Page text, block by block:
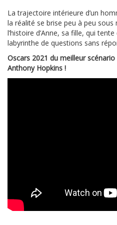
La trajectoire intérieure d’un
la réalité se brise peu à peu sous
l’histoire d’Anne, sa fille, qui
labyrinthe de questions sans
Oscars 2021 du meilleur
Anthony Hopkins !